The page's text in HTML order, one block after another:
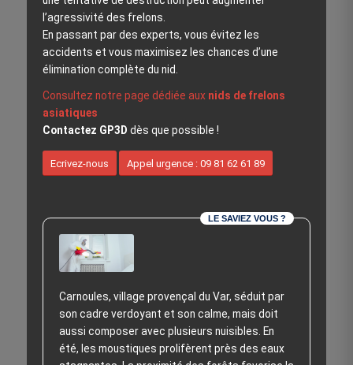
l’agressivité des frelons.
En passant par des experts, vous évitez les
accidents et vous maximisez les chances d’une
élimination complète du nid.
Consultez notre page dédiée aux nids de frelons
asiatiques
Contactez GP3D dès que possible !
Ecrivez-nous Appel urgence : 09 81 62 61 89
LE SAVIEZ VOUS ?
Carnoules, village provençal du Var, séduit par
son cadre verdoyant et son calme, mais doit
aussi composer avec plusieurs nuisibles. En
été, les moustiques prolifèrent près des eaux